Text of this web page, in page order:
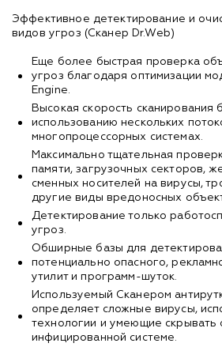
Эффективное детектирование и
видов угроз (Сканер Dr.Web)
Еще более быстрая проверка
угроз благодаря оптимизации
Engine.
Высокая скорость сканирования
использованию нескольких
многопроцессорных системах.
Максимально тщательная
памяти, загрузочных секторов,
сменных носителей на вирусы,
другие виды вредоносных
Детектирование только
угроз.
Обширные базы для
потенциально опасного,
утилит и программ-шуток.
Используемый Сканером
определяет сложные вирусы,
технологии и умеющие скрывать
инфицированной системе.